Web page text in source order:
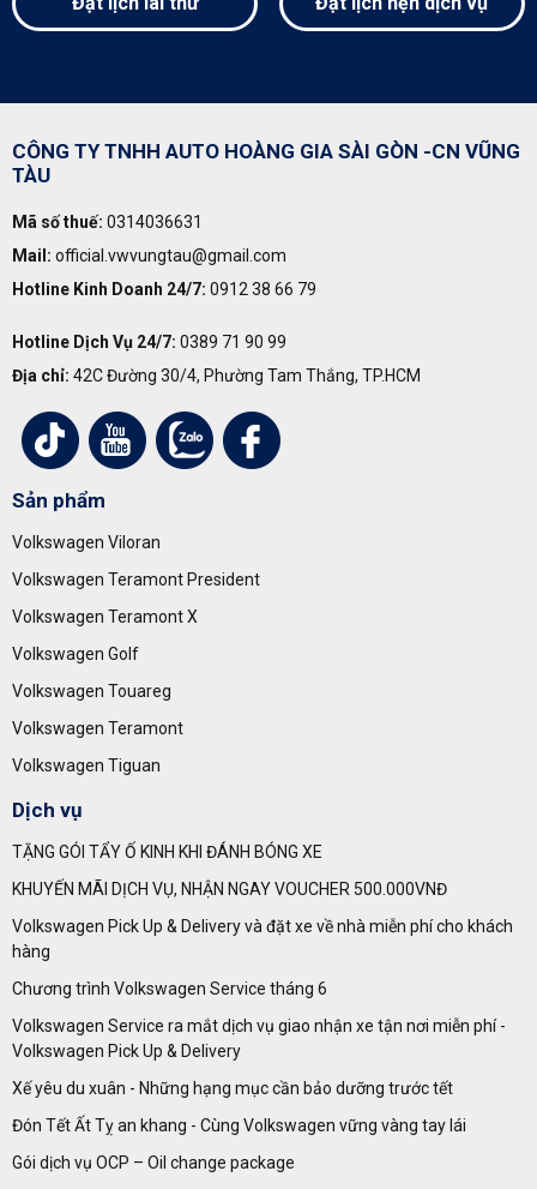
CÔNG TY TNHH AUTO HOÀNG GIA SÀI GÒN -CN VŨNG
TÀU
Mã số thuế: 0314036631
Mail: official.vwvungtau@gmail.com
Hotline Kinh Doanh 24/7: 0912 38 66 79
Hotline Dịch Vụ 24/7: 0389 71 90 99
Địa chỉ: 42C Đường 30/4, Phường Tam Thắng, TP.HCM
Sản phẩm
Volkswagen Viloran
Volkswagen Teramont President
Volkswagen Teramont X
Volkswagen Golf
Volkswagen Touareg
Volkswagen Teramont
Volkswagen Tiguan
Dịch vụ
TẶNG GÓI TẨY Ố KINH KHI ĐÁNH BÓNG XE
KHUYẾN MÃI DỊCH VỤ, NHẬN NGAY VOUCHER 500.000VNĐ
Volkswagen Pick Up & Delivery và đặt xe về nhà miễn phí cho khách
hàng
Chương trình Volkswagen Service tháng 6
Volkswagen Service ra mắt dịch vụ giao nhận xe tận nơi miễn phí -
Volkswagen Pick Up & Delivery
Xế yêu du xuân - Những hạng mục cần bảo dưỡng trước tết
Đón Tết Ất Tỵ an khang - Cùng Volkswagen vững vàng tay lái
Gói dịch vụ OCP – Oil change package